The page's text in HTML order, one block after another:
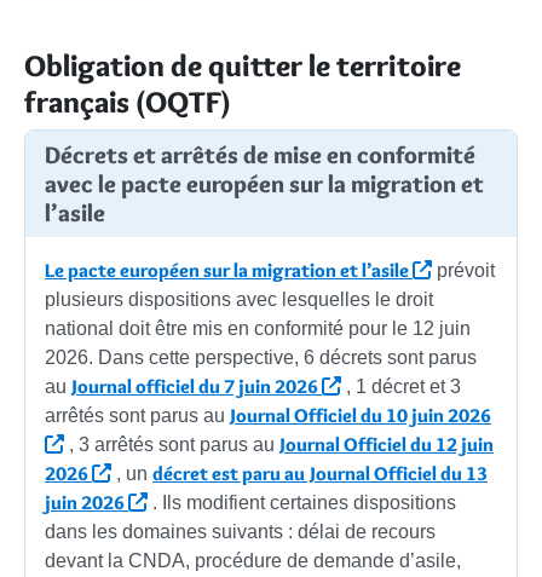
Obligation de quitter le territoire
français (OQTF)
Décrets et arrêtés de mise en conformité
avec le pacte européen sur la migration et
l’asile
Le pacte européen sur la migration et l’asile
prévoit
plusieurs dispositions avec lesquelles le droit
national doit être mis en conformité pour le 12 juin
2026. Dans cette perspective, 6 décrets sont parus
au Journal officiel du 7 juin 2026
, 1 décret et 3
arrêtés sont parus au Journal Officiel du 10 juin 2026
, 3 arrêtés sont parus au Journal Officiel du 12 juin
2026
, un décret est paru au Journal Officiel du 13
juin 2026
. Ils modifient certaines dispositions
dans les domaines suivants : délai de recours
devant la CNDA, procédure de demande d’asile,